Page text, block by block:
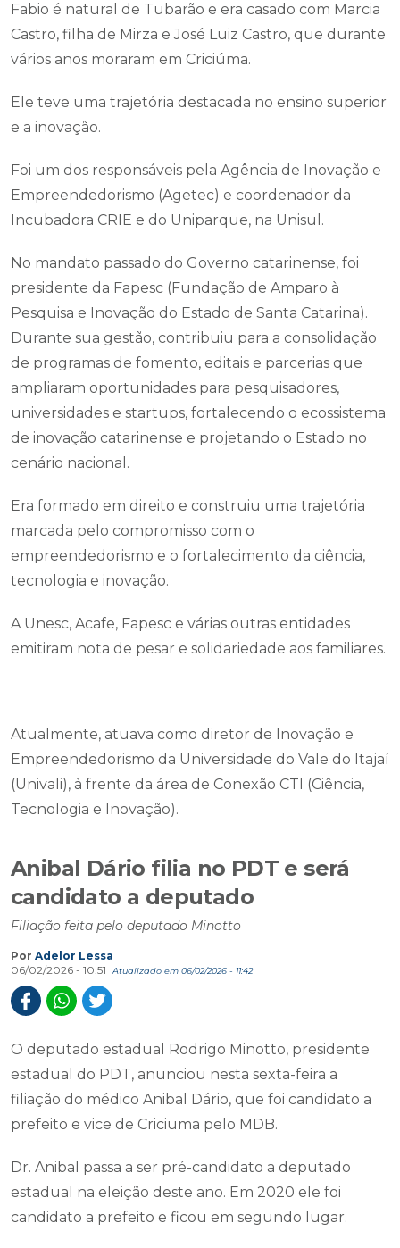
Fabio é natural de Tubarão e era casado com Marcia
Castro, filha de Mirza e José Luiz Castro, que durante
vários anos moraram em Criciúma.
Ele teve uma trajetória destacada no ensino superior
e a inovação.
Foi um dos responsáveis pela Agência de Inovação e
Empreendedorismo (Agetec) e coordenador da
Incubadora CRIE e do Uniparque, na Unisul.
No mandato passado do Governo catarinense, foi
presidente da Fapesc (Fundação de Amparo à
Pesquisa e Inovação do Estado de Santa Catarina).
Durante sua gestão, contribuiu para a consolidação
de programas de fomento, editais e parcerias que
ampliaram oportunidades para pesquisadores,
universidades e startups, fortalecendo o ecossistema
de inovação catarinense e projetando o Estado no
cenário nacional.
Era formado em direito e construiu uma trajetória
marcada pelo compromisso com o
empreendedorismo e o fortalecimento da ciência,
tecnologia e inovação.
A Unesc, Acafe, Fapesc e várias outras entidades
emitiram nota de pesar e solidariedade aos familiares.
Atualmente, atuava como diretor de Inovação e
Empreendedorismo da Universidade do Vale do Itajaí
(Univali), à frente da área de Conexão CTI (Ciência,
Tecnologia e Inovação).
Anibal Dário filia no PDT e será
candidato a deputado
Filiação feita pelo deputado Minotto
Por Adelor Lessa
06/02/2026 - 10:51
Atualizado em 06/02/2026 - 11:42
O deputado estadual Rodrigo Minotto, presidente
estadual do PDT, anunciou nesta sexta-feira a
filiação do médico Anibal Dário, que foi candidato a
prefeito e vice de Criciuma pelo MDB.
Dr. Anibal passa a ser pré-candidato a deputado
estadual na eleição deste ano. Em 2020 ele foi
candidato a prefeito e ficou em segundo lugar.